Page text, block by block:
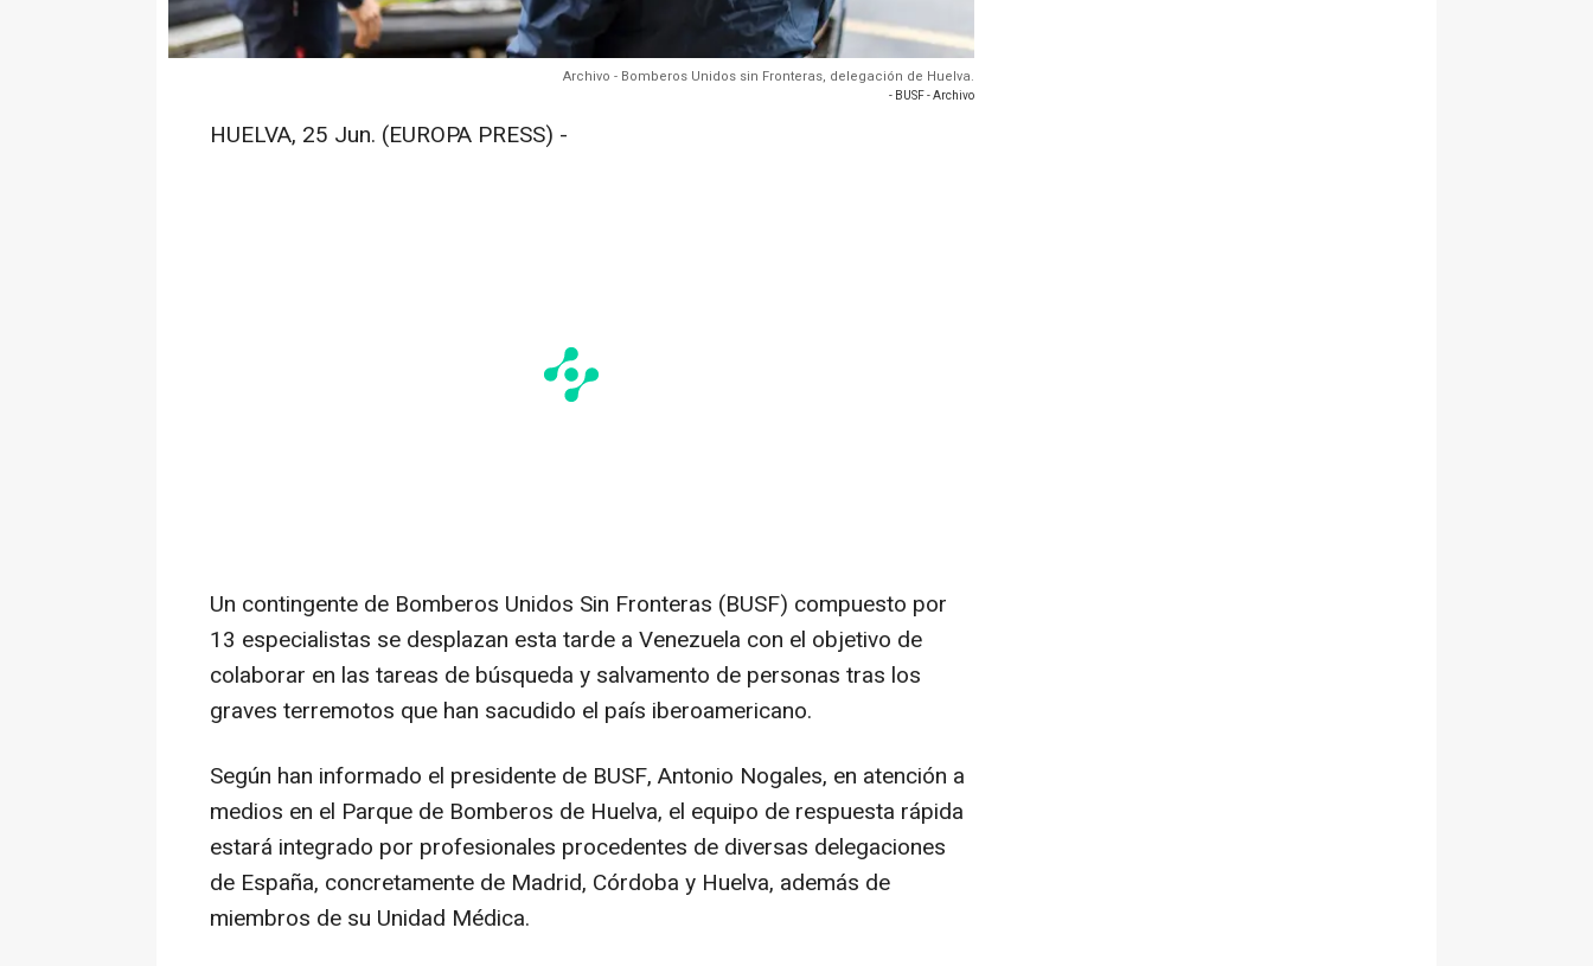
Archivo - Bomberos Unidos sin Fronteras, delegación de Huelva.
- BUSF - Archivo
HUELVA, 25 Jun. (EUROPA PRESS) -
Un contingente de Bomberos Unidos Sin Fronteras (BUSF) compuesto por
13 especialistas se desplazan esta tarde a Venezuela con el objetivo de
colaborar en las tareas de búsqueda y salvamento de personas tras los
graves terremotos que han sacudido el país iberoamericano.
Según han informado el presidente de BUSF, Antonio Nogales, en atención a
medios en el Parque de Bomberos de Huelva, el equipo de respuesta rápida
estará integrado por profesionales procedentes de diversas delegaciones
de España, concretamente de Madrid, Córdoba y Huelva, además de
miembros de su Unidad Médica.